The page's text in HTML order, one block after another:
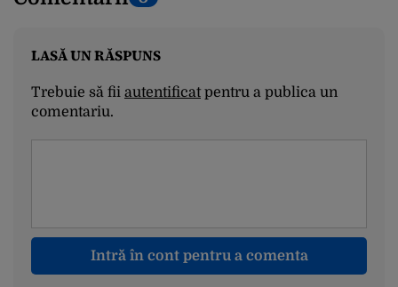
LASĂ UN RĂSPUNS
Trebuie să fii autentificatpentru a publica un
comentariu.
Intră în cont pentru a comenta